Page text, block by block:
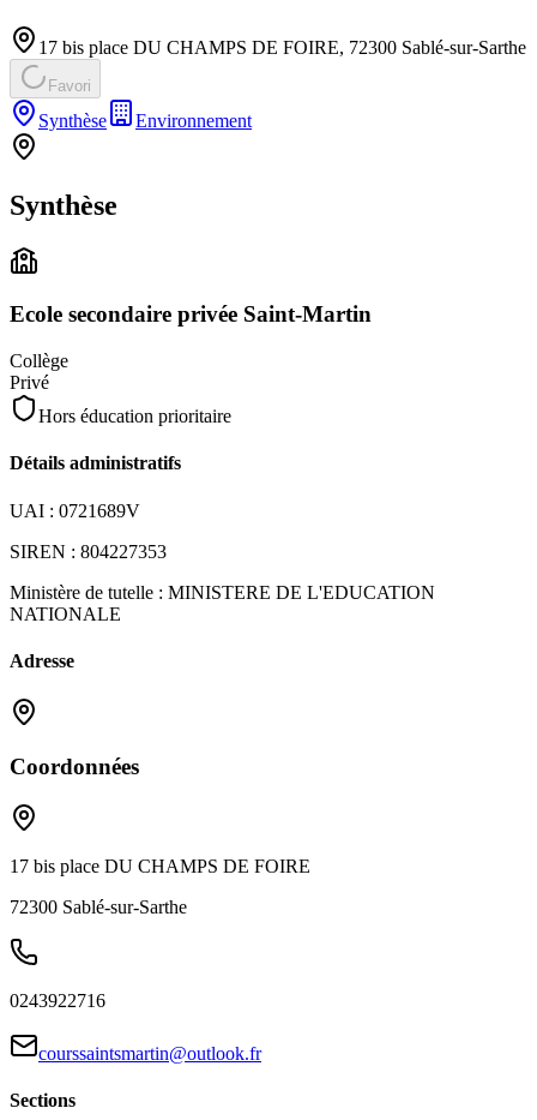
17 bis place DU CHAMPS DE FOIRE, 72300 Sablé-sur-Sarthe
Favori
Synthèse Environnement
Synthèse
Ecole secondaire privée Saint-Martin
Collège
Privé
Hors éducation prioritaire
Détails administratifs
UAI : 0721689V
SIREN : 804227353
Ministère de tutelle : MINISTERE DE L'EDUCATION
NATIONALE
Adresse
Coordonnées
17 bis place DU CHAMPS DE FOIRE
72300 Sablé-sur-Sarthe
0243922716
courssaintsmartin@outlook.fr
Sections